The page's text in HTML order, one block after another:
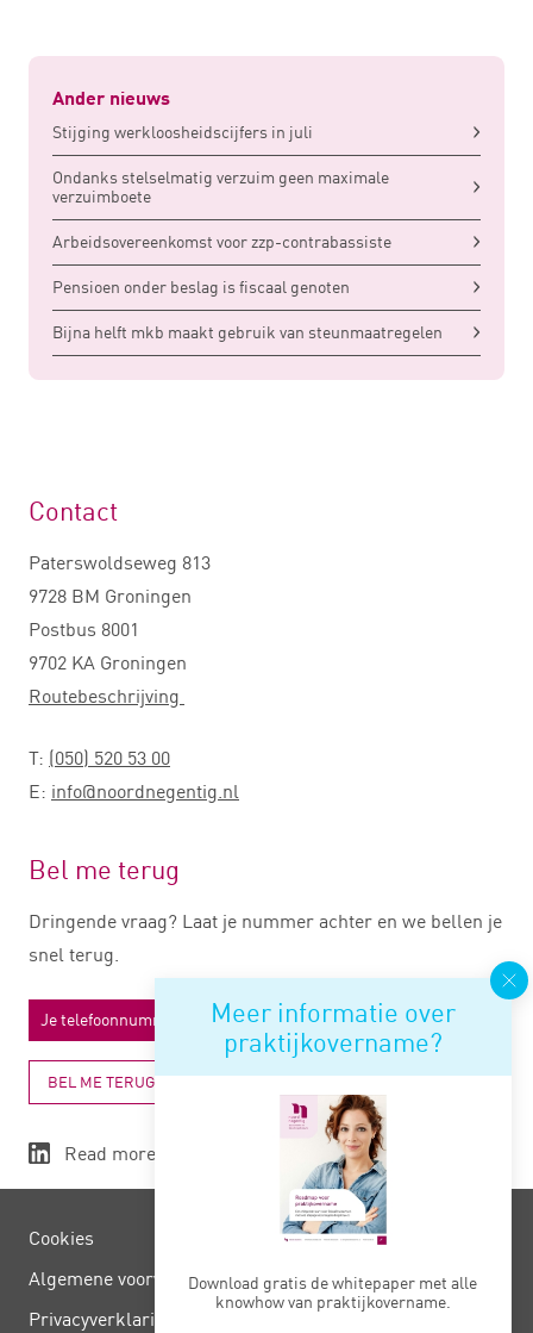
Ander nieuws
Stijging werkloosheidscijfers in juli
Ondanks stelselmatig verzuim geen maximale
verzuimboete
Arbeidsovereenkomst voor zzp-contrabassiste
Pensioen onder beslag is fiscaal genoten
Bijna helft mkb maakt gebruik van steunmaatregelen
Meer informatie over
praktijkovername?
Download gratis de whitepaper met alle
knowhow van praktijkovername.
Contact
Paterswoldseweg 813
9728 BM Groningen
Postbus 8001
9702 KA Groningen
Routebeschrijving
T: (050) 520 53 00
E: info@noordnegentig.nl
Bel me terug
Dringende vraag? Laat je nummer achter en we bellen je
snel terug.
BEL ME TERUG
Read more
Cookies
Algemene voorwaarden
Privacy­verklaring